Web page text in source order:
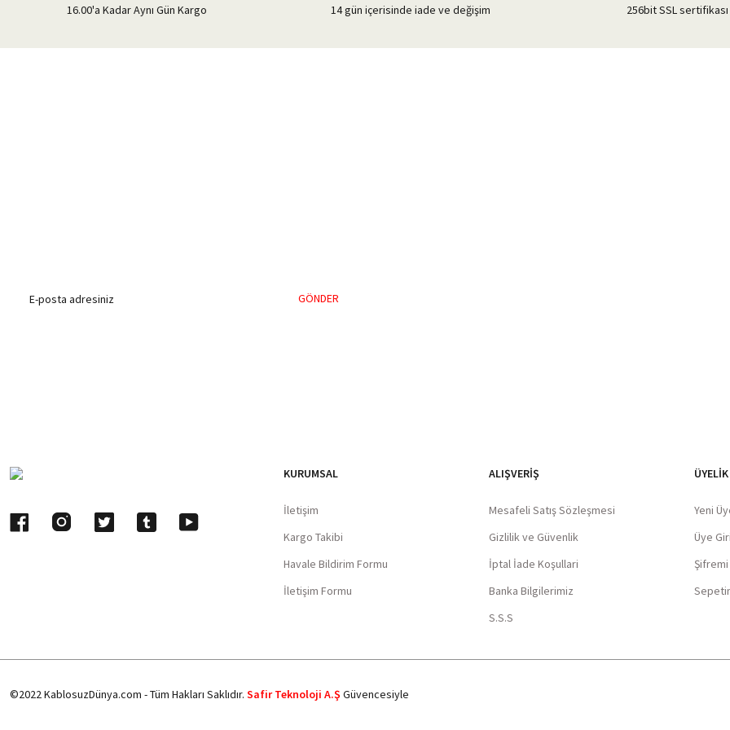
16.00'a Kadar Aynı Gün Kargo
14 gün içerisinde iade ve değişim
256bit SSL
GÖNDER
KURUMSAL
İletişim
Kargo Takibi
Havale Bildirim Formu
İletişim Formu
ALIŞVERIŞ
Mesafeli Satış Sözleşmesi
Gizlilik ve Güvenlik
İptal İade Koşullari
Banka Bilgilerimiz
S.S.S
ÜYELİK
Yeni
Üye
©2022 KablosuzDünya.com - Tüm Hakları Saklıdır. Safir Teknoloji A.Ş Güvencesiyle